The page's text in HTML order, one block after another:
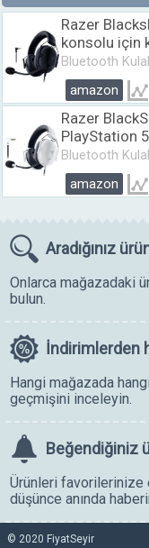
Razer
konsolu için
kardioid
gürültü
Siyah
Bluetooth
amazon
Razer
PlayStation
kulaklık
sürücüler,
3.5mm jak)
Bluetooth
amazon
Aradığınız
Onlarca mağazadaki
bulun.
İndirimlerden
Hangi mağazada
geçmişini inceleyin.
Beğendiğiniz
Ürünleri favorilerinize
düşünce anında
© 2020 FiyatSeyir